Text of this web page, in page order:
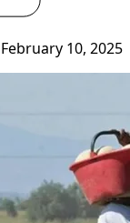
February 10, 2025